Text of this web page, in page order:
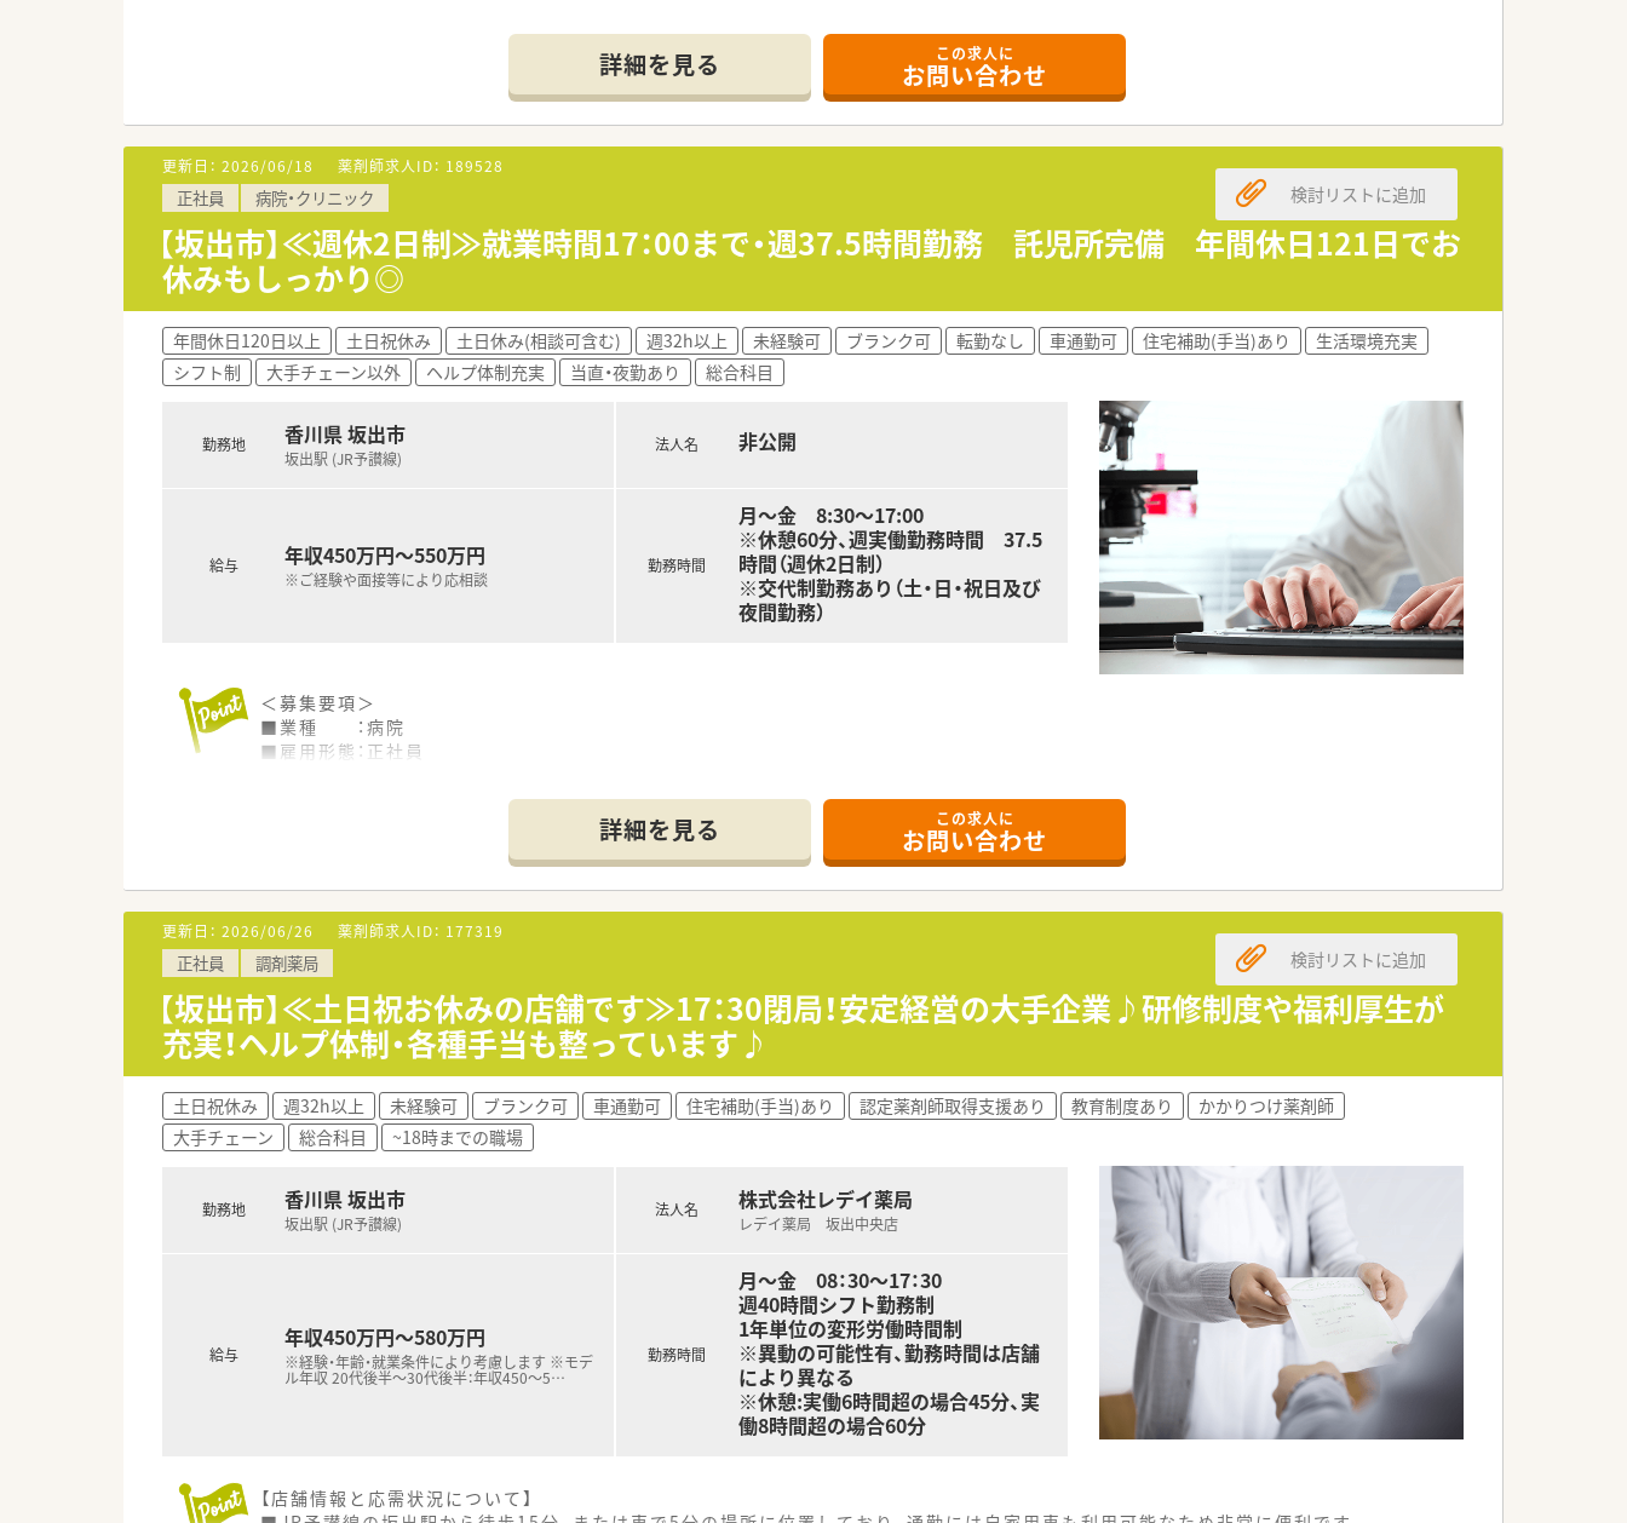
処方箋は1日40枚程度です。
薬剤師は常勤3名在籍しています。
＜研修制度＞
■環境の変化に応じ、ステージに合った研修を実施しております。
薬剤師職に特化した研修を経験に応じて準備しております。
実技研修では実際の業務さながらの体験とともに、幅広く薬剤師の仕事を学び、
仕事への理解を深めることが出来ます。
＜法人特徴＞
■調剤薬局を併設している調剤併設型、
「フジでのお買い物のついでにあのお薬や化粧品を・・・」というお客様の
専門に扱うコスメ店など地域のお客様のニーズに合わせた店舗展開をしております。
■ツルハグループとして瀬戸内海圏にてドミナント展開を強化している
地域№１のドラッグチェーンです。
利便性と専門性を兼ね備えた店舗展開を図って参ります。
■愛媛県を中心に四国・中国エリアに228店舗展開しております。
現在約3割が調剤取扱店舗です。
■様々な福利厚生制度で、業界トップクラスの満足度を誇っております。
誰もが安心して働ける職場づくりを目指しています。
■週末はプライベートの時間を充実させたい方
■総合門前で知識を深めたい方
■大手で経営の安定した法人で働きたい方
少しでも気になった方はお問い合わせくださいませ
詳細を見る この求人に
お問い合わせ
更新日： 2026/06/18 薬剤師求人ID： 189528
正社員 病院・クリニック
【坂出市】≪週休2日制≫就業時間17：00まで・週37.5時間勤務 託児所完備 年間休日121日でお
休みもしっかり◎
検討リストに追加
年間休日120日以上 土日祝休み 土日休み(相談可含む) 週32h以上 未経験可 ブランク可 転勤なし 車通勤可 住宅補助(手当)あり
生活環境充実
シフト制
大手チェーン以外 ヘルプ体制充実 当直・夜勤あり 総合科目
勤務地 香川県 坂出市
坂出駅 (JR予讃線)
給与 年収450万円～550万円
※ご経験や面接等により応相談
法人名 非公開
勤務時間
月～金 8:30～17:00
※休憩60分、週実働勤務時間 37.5
時間（週休2日制）
※交代制勤務あり（土・日・祝日及び
夜間勤務）
＜募集要項＞
■業種 ：病院
■雇用形態：正社員
■資格 ：薬剤師免許をお持ちの方
※休憩60分、週実働勤務時間 37.5時間
（週休2日制）
※交代制勤務あり（土・日・祝日及び夜間勤務）
■休日 ：土・日・祝
＜こんな病院です＞
■JR坂出駅より徒歩約10分にございます。
■機能評価機構認定病院、ISO取得・DPC導入済みです。
■院内託児所完備。総合科目の救急告示病院での募集です。
■電子薬歴・分包機・監査システム完備。
■薬学生の長期実務実習受け入れも行っています。
安心して働ける環境です。
■年間休日121日ございますので、プライベートの時間も
しっかりと確保できる体制が整っています。
混注業務、院内委員会参加、DI業務等、
薬物血中濃度モニタリング、がん薬物療法におけるレジメン管理等、
病院薬剤師ならではの幅広い業務を対応して頂きます。
■入院する中で必要な薬を安全に服用していただくために、
詳細を見る この求人に
お問い合わせ
更新日： 2026/06/26 薬剤師求人ID： 177319
正社員 調剤薬局
【坂出市】≪土日祝お休みの店舗です≫17：30閉局！安定経営の大手企業♪研修制度や福利厚生が
充実！ヘルプ体制・各種手当も整っています♪
検討リストに追加
土日祝休み 週32h以上 未経験可 ブランク可 車通勤可 住宅補助(手当)あり 認定薬剤師取得支援あり 教育制度あり
かかりつけ薬剤師
大手チェーン
総合科目 ~18時までの職場
勤務地 香川県 坂出市
坂出駅 (JR予讃線)
給与
年収450万円～580万円
※経験・年齢・就業条件により考慮します ※モデ
ル年収 20代後半～30代後半：年収450～5…
法人名 株式会社レデイ薬局
レデイ薬局 坂出中央店
勤務時間
月～金 08：30～17：30
週40時間シフト勤務制
1年単位の変形労働時間制
※異動の可能性有、勤務時間は店舗
により異なる
※休憩:実働6時間超の場合45分、実
働8時間超の場合60分
【店舗情報と応需状況について】